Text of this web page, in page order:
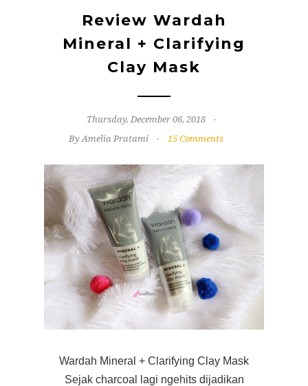
Review Wardah
Mineral + Clarifying
Clay Mask
Thursday, December 06, 2018
By Amelia Pratami
15 Comments
Wardah Mineral + Clarifying Clay Mask
Sejak charcoal lagi ngehits dijadikan